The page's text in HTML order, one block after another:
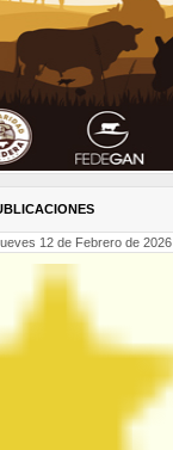
12 de Febrero de 2026